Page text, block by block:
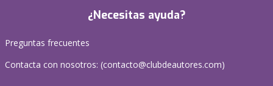
¿Necesitas ayuda?
Preguntas frecuentes
Contacta con nosotros: (contacto@clubdeautores.com)